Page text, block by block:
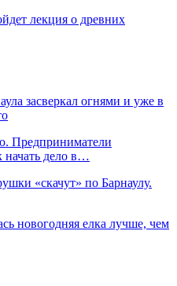
лекция о древних
засверкал огнями и уже в
Предприниматели
начать дело в…
«скачут» по Барнаулу.
новогодняя елка лучше, чем